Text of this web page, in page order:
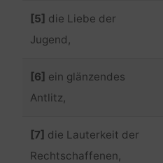
[5] die Liebe der
Jugend,
[6] ein glänzendes
Antlitz,
[7] die Lauterkeit der
Rechtschaffenen,